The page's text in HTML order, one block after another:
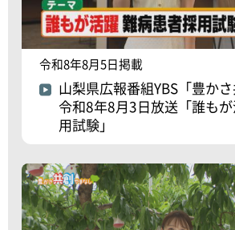
令和8年8月5日掲載
山梨県広報番組YBS「豊かさ
令和8年8月3日放送「誰も
用試験」